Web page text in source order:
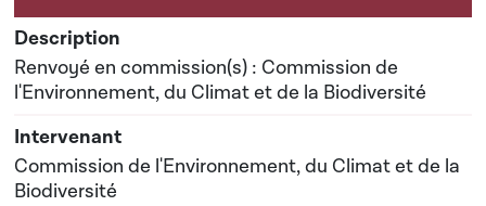
Renvoyé en commission(s) : Commission de
l'Environnement, du Climat et de la Biodiversité
Commission de l'Environnement, du Climat et de la
Biodiversité